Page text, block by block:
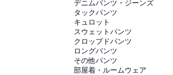
デニムパンツ・ジーンズ
タックパンツ
キュロット
スウェットパンツ
クロップドパンツ
ロングパンツ
その他パンツ
部屋着・ルームウェア